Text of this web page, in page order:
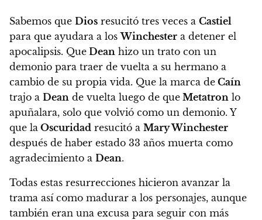
Sabemos que Dios resucitó tres veces a Castiel
para que ayudara a losWinchester a detener el
apocalipsis. Que Dean hizo un trato con un
demonio para traer de vuelta a su hermano a
cambio de su propia vida. Que la marca de Caín
trajo a Dean de vuelta luego de que Metatron lo
apuñalara, solo que volvió como un demonio. Y
que la Oscuridad resucitó a Mary Winchester
después de haber estado 33 años muerta como
agradecimiento a Dean.
Todas estas resurrecciones hicieron avanzar la
trama así como madurar a los personajes, aunque
también eran una excusa para seguir con más